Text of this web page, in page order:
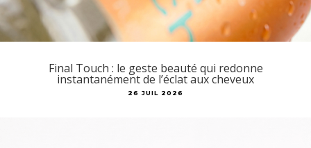
Final Touch : le geste beauté qui redonne
instantanément de l’éclat aux cheveux
26 JUIL 2026